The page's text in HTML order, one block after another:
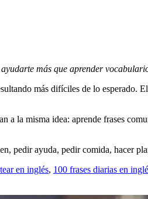
más que aprender
más difíciles de lo
a la misma idea: aprende frases
pedir ayuda, pedir comida, hacer
en inglés, 100 frases diarias en